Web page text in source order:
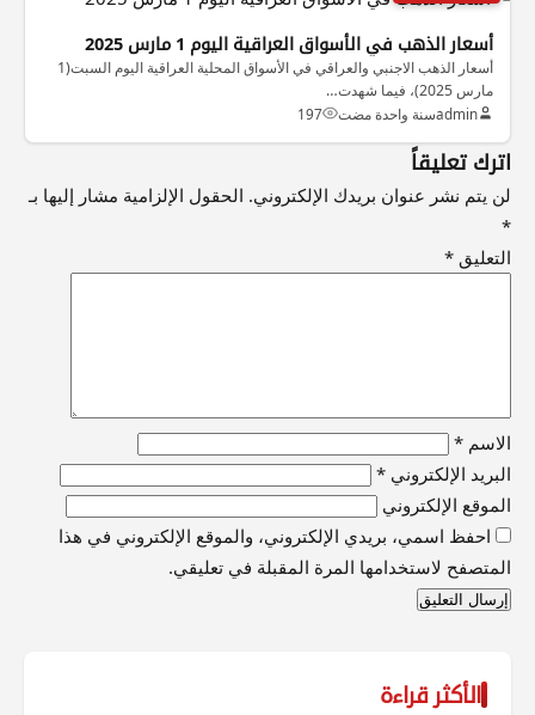
أسعار الذهب في الأسواق العراقية اليوم 1 مارس 2025
أسعار الذهب الاجنبي والعراقي في الأسواق المحلية العراقية اليوم السبت(1
مارس 2025)، فيما شهدت…
adminسنة واحدة مضت 197
اترك تعليقاً
لن يتم نشر عنوان بريدك الإلكتروني. الحقول الإلزامية مشار إليها بـ
*
التعليق *
الاسم *
البريد الإلكتروني *
الموقع الإلكتروني
احفظ اسمي، بريدي الإلكتروني، والموقع الإلكتروني في هذا
المتصفح لاستخدامها المرة المقبلة في تعليقي.
الأكثر قراءة